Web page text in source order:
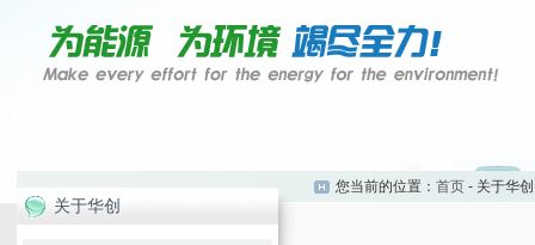
关于华创
您当前的位置： 首页 - 关于华